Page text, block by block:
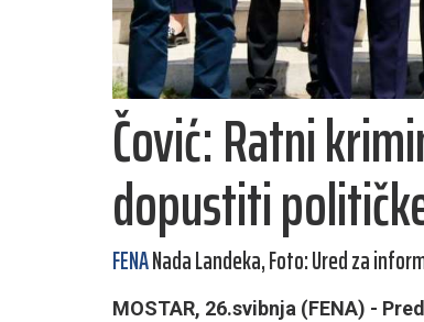
Čović: Ratni
dopustiti
FENANada Landeka, Foto: Ured za
MOSTAR, 26.svibnja (FENA) -